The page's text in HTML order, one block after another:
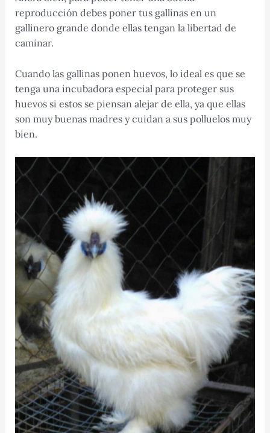
reproducción debes poner tus gallinas en un
gallinero grande donde ellas tengan la libertad de
caminar.
Cuando las gallinas ponen huevos, lo ideal es que se
tenga una incubadora especial para proteger sus
huevos si estos se piensan alejar de ella, ya que ellas
son muy buenas madres y cuidan a sus polluelos muy
bien.